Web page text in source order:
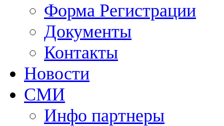
Форма Регистрации
Документы
Контакты
Новости
СМИ
Инфо партнеры